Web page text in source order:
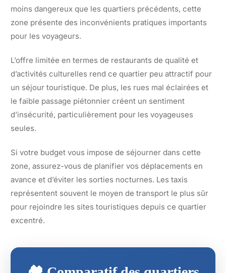
moins dangereux que les quartiers précédents, cette
zone présente des inconvénients pratiques importants
pour les voyageurs.
L’offre limitée en termes de restaurants de qualité et
d’activités culturelles rend ce quartier peu attractif pour
un séjour touristique. De plus, les rues mal éclairées et
le faible passage piétonnier créent un sentiment
d’insécurité, particulièrement pour les voyageuses
seules.
Si votre budget vous impose de séjourner dans cette
zone, assurez-vous de planifier vos déplacements en
avance et d’éviter les sorties nocturnes. Les taxis
représentent souvent le moyen de transport le plus sûr
pour rejoindre les sites touristiques depuis ce quartier
excentré.